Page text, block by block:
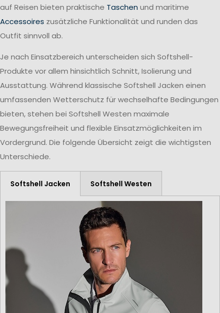
auf Reisen bieten praktische Taschen und maritime
Accessoires zusätzliche Funktionalität und runden das
Outfit sinnvoll ab.
Je nach Einsatzbereich unterscheiden sich Softshell-
Produkte vor allem hinsichtlich Schnitt, Isolierung und
Ausstattung. Während klassische Softshell Jacken einen
umfassenden Wetterschutz für wechselhafte Bedingungen
bieten, stehen bei Softshell Westen maximale
Bewegungsfreiheit und flexible Einsatzmöglichkeiten im
Vordergrund. Die folgende Übersicht zeigt die wichtigsten
Unterschiede.
Softshell Jacken Softshell Westen